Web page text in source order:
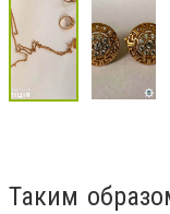
Таким